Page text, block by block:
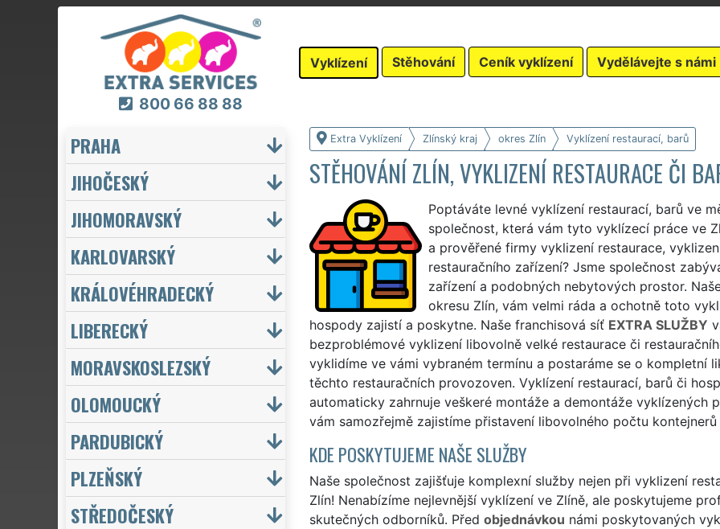
800 66 88 88
Vyklízení Stěhování Ceník vyklízení Vydělávejte s námi
Extra Vyklízení Zlínský kraj okres Zlín Vyklízení restaurací, barů
STĚHOVÁNÍ ZLÍN, VYKLIZENÍ RESTAURACE ČI
Poptáváte levné vyklízení restaurací, barů ve
společnost, která vám tyto vyklízecí práce ve
a prověřené firmy vyklizení restaurace,
restauračního zařízení? Jsme společnost
zařízení a podobných nebytových prostor.
okresu Zlín, vám velmi ráda a ochotně toto
hospody zajistí a poskytne. Naše franchisová síť EXTRA SLUŽBY
bezproblémové vyklizení libovolně velké restaurace či
vyklidíme ve vámi vybraném termínu a postaráme se o kompletní
těchto restauračních provozoven. Vyklízení restaurací, barů či
automaticky zahrnuje veškeré montáže a demontáže vyklízených
vám samozřejmě zajistíme přistavení libovolného počtu
KDE POSKYTUJEME NAŠE SLUŽBY
Naše společnost zajišťuje komplexní služby nejen při vyklizení
Zlín! Nenabízíme nejlevnější vyklízení ve Zlíně, ale poskytujeme
skutečných odborníků. Před objednávkou námi poskytovaných
PRAHA
JIHOČESKÝ
JIHOMORAVSKÝ
KARLOVARSKÝ
KRÁLOVÉHRADECKÝ
LIBERECKÝ
MORAVSKOSLEZSKÝ
OLOMOUCKÝ
PARDUBICKÝ
PLZEŇSKÝ
STŘEDOČESKÝ